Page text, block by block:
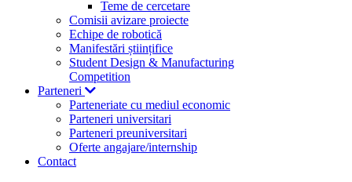
Teme de cercetare
Comisii avizare proiecte
Echipe de robotică
Manifestări științifice
Student Design & Manufacturing
Competition
Parteneri
Parteneriate cu mediul economic
Parteneri universitari
Parteneri preuniversitari
Oferte angajare/internship
Contact